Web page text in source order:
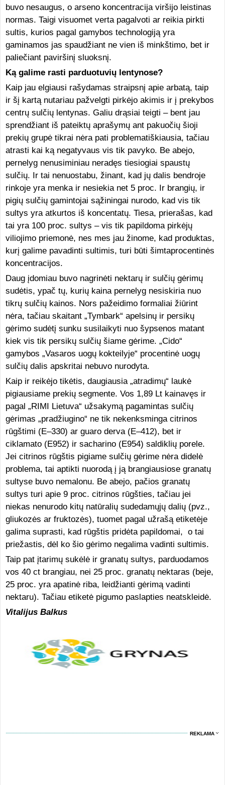
buvo nesaugus, o arseno koncentracija viršijo leistinas
normas. Taigi visuomet verta pagalvoti ar reikia pirkti
sultis, kurios pagal gamybos technologiją yra
gaminamos jas spaudžiant ne vien iš minkštimo, bet ir
paliečiant paviršinį sluoksnį.
Ką galime rasti parduotuvių lentynose?
Kaip jau elgiausi rašydamas straipsnį apie arbatą, taip
ir šį kartą nutariau pažvelgti pirkėjo akimis ir į prekybos
centrų sulčių lentynas. Galiu drąsiai teigti – bent jau
sprendžiant iš pateiktų aprašymų ant pakuočių šioji
prekių grupė tikrai nėra pati problematiškiausia, tačiau
atrasti kai ką negatyvaus vis tik pavyko. Be abejo,
pernelyg nenusiminiau neradęs tiesiogiai spaustų
sulčių. Ir tai nenuostabu, žinant, kad jų dalis bendroje
rinkoje yra menka ir nesiekia net 5 proc. Ir brangių, ir
pigių sulčių gamintojai sąžiningai nurodo, kad vis tik
sultys yra atkurtos iš koncentatų. Tiesa, prierašas, kad
tai yra 100 proc. sultys – vis tik papildoma pirkėjų
viliojimo priemonė, nes mes jau žinome, kad produktas,
kurį galime pavadinti sultimis, turi būti šimtaprocentinės
koncentracijos.
Daug įdomiau buvo nagrinėti nektarų ir sulčių gėrimų
sudėtis, ypač tų, kurių kaina pernelyg nesiskiria nuo
tikrų sulčių kainos. Nors pažeidimo formaliai žiūrint
nėra, tačiau skaitant „Tymbark“ apelsinų ir persikų
gėrimo sudėtį sunku susilaikyti nuo šypsenos matant
kiek vis tik persikų sulčių šiame gėrime. „Cido“
gamybos „Vasaros uogų kokteilyje“ procentinė uogų
sulčių dalis apskritai nebuvo nurodyta.
Kaip ir reikėjo tikėtis, daugiausia „atradimų“ laukė
pigiausiame prekių segmente. Vos 1,89 Lt kainavęs ir
pagal „RIMI Lietuva“ užsakymą pagamintas sulčių
gėrimas „pradžiugino“ ne tik nekenksminga citrinos
rūgštimi (E–330) ar guaro derva (E–412), bet ir
ciklamato (E952) ir sacharino (E954) saldiklių porele.
Jei citrinos rūgštis pigiame sulčių gėrime nėra didelė
problema, tai aptikti nuorodą į ją brangiausiose granatų
sultyse buvo nemalonu. Be abejo, pačios granatų
sultys turi apie 9 proc. citrinos rūgšties, tačiau jei
niekas nenurodo kitų natūralių sudedamųjų dalių (pvz.,
gliukozės ar fruktozės), tuomet pagal užrašą etiketėje
galima suprasti, kad rūgštis pridėta papildomai, o tai
priežastis, dėl ko šio gėrimo negalima vadinti sultimis.
Taip pat įtarimų sukėlė ir granatų sultys, parduodamos
vos 40 ct brangiau, nei 25 proc. granatų nektaras (beje,
25 proc. yra apatinė riba, leidžianti gėrimą vadinti
nektaru). Tačiau etiketė pigumo paslapties neatskleidė.
Vitalijus Balkus
REKLAMA